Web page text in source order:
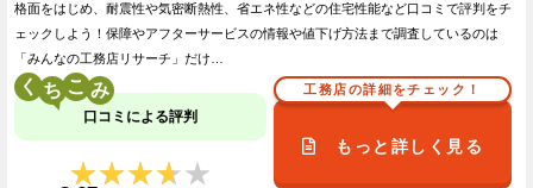
格面をはじめ、耐震性や気密断熱性、省エネ性などの住宅性能など口コミで評判をチ
ェックしよう！保障やアフターサービスの情報や値下げ方法まで調査しているのは
「みんなの工務店リサーチ」だけ…
く こ
口コミによる評判
★★★★★
★★★★★
工務店の詳細をチェック！
もっと詳しく見る